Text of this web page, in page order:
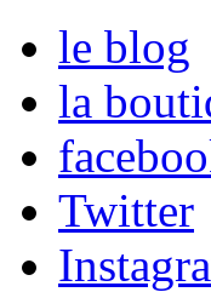
le blog
la
Twitter